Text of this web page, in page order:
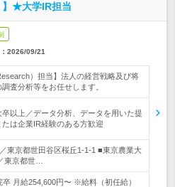
】★大学IR担当
2026/09/21
）担当】法人の経営戦略及び将
査分析等をお任せします。
卒以上／データ分析、データを用いた提
は企業IR経験のある方歓迎
東京都世田谷区桜丘1-1-1 ■東京農業大
東京都世…
月給254,600円〜 ※給料（初任給）